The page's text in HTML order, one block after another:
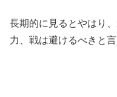
長期的に見るとやはり
力、戦は避けるべきと